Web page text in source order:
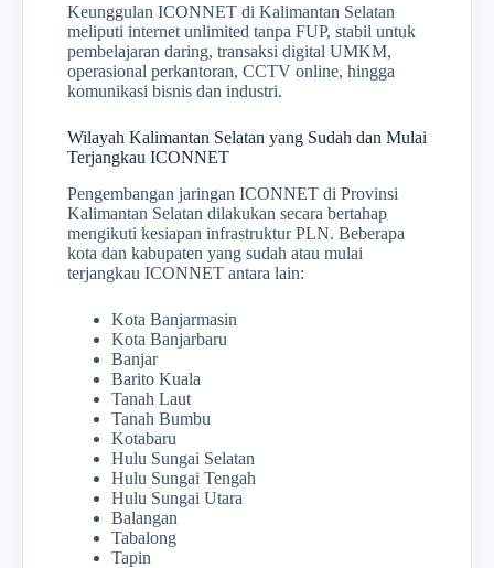
Keunggulan ICONNET di Kalimantan Selatan
meliputi internet unlimited tanpa FUP, stabil untuk
pembelajaran daring, transaksi digital UMKM,
operasional perkantoran, CCTV online, hingga
komunikasi bisnis dan industri.
Wilayah Kalimantan Selatan yang Sudah dan Mulai
Terjangkau ICONNET
Pengembangan jaringan ICONNET di Provinsi
Kalimantan Selatan dilakukan secara bertahap
mengikuti kesiapan infrastruktur PLN. Beberapa
kota dan kabupaten yang sudah atau mulai
terjangkau ICONNET antara lain:
Kota Banjarmasin
Kota Banjarbaru
Banjar
Barito Kuala
Tanah Laut
Tanah Bumbu
Kotabaru
Hulu Sungai Selatan
Hulu Sungai Tengah
Hulu Sungai Utara
Balangan
Tabalong
Tapin